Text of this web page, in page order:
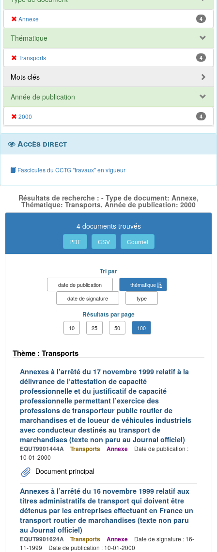
Annexe 4
Thématique
Transports 4
Mots clés
Année de publication
2000 4
Accès direct
Fascicules du CCTG "travaux" en vigueur
Résultats de recherche : - Type de document: Annexe,
Thématique: Transports, Année de publication: 2000
4 documents trouvés
PDF CSV Courriel
Tri par
date de publication
thématique
date de signature
type
Résultats par page
10 25 50 100
Thème : Transports
Annexes à l’arrêté du 17 novembre 1999 relatif à la
délivrance de l’attestation de capacité
professionnelle et du justificatif de capacité
professionnelle permettant l’exercice des
professions de transporteur public routier de
marchandises et de loueur de véhicules industriels
avec conducteur destinés au transport de
marchandises (texte non paru au Journal officiel)
EQUT9901444A Transports Annexe
Date de publication :
10-01-2000
Document principal
Annexes à l’arrêté du 16 novembre 1999 relatif aux
titres administratifs de transport qui doivent être
détenus par les entreprises effectuant en France un
transport routier de marchandises (texte non paru
au Journal officiel)
EQUT9901624A Transports Annexe
Date de signature : 16-
11-1999
Date de publication : 10-01-2000